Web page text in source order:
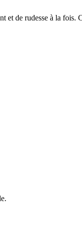
de rudesse à la fois.